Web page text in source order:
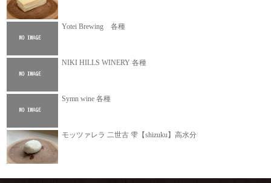
Yotei Brewing 各種
NIKI HILLS WINERY 各種
Symn wine 各種
モッツァレラ 二世古 雫【shizuku】高水分